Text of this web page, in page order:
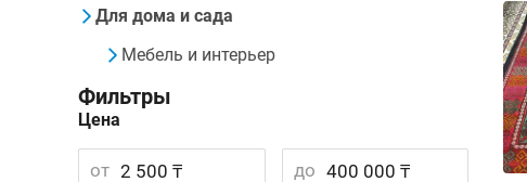
Для дома и сада
Мебель и интерьер
Фильтры
Цена
от до